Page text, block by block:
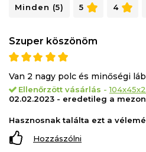
Minden (5) 5 4
Szuper köszönöm
Van 2 nagy polc és minőségi
Ellenőrzött vásárlás -
02.02.2023 - eredetileg a
Hasznosnak találta ezt a
Hozzászólni